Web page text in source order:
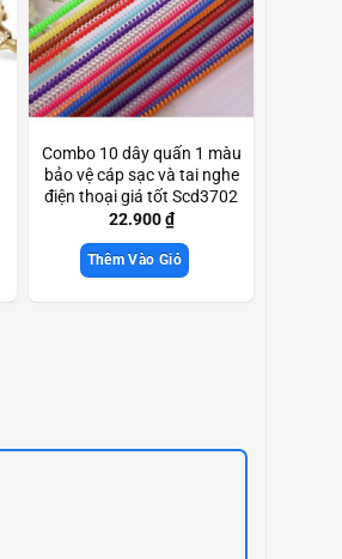
Combo 10 dây quấn 1 màu
bảo vệ cáp sạc và tai nghe
điện thoại giá tốt Scd3702
22.900₫
Thêm Vào Giỏ